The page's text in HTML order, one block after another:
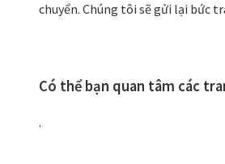
chuyển. Chúng tôi sẽ gửi lại bức
Có thể bạn quan tâm các
.